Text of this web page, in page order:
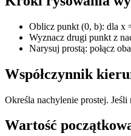
Oblicz punkt (0, b): dla x
Wyznacz drugi punkt z
Narysuj prostą: połącz
Współczynnik
Określa nachylenie prostej.
Wartość